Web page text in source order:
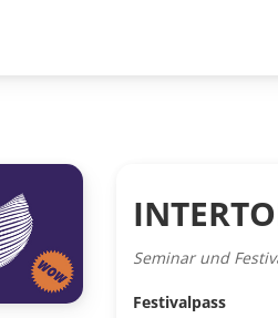
Seminar und
Festivalpass